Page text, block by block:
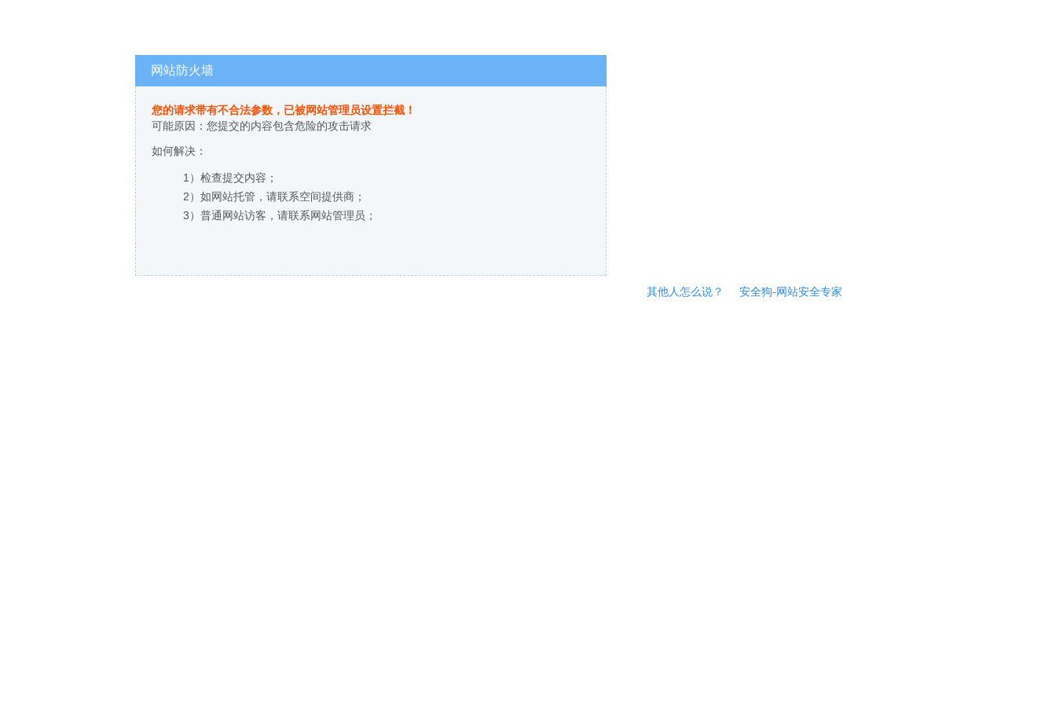
网站防火墙
您的请求带有不合法参数，已被网站管理员设置拦截！
可能原因：您提交的内容包含危险的攻击请求
如何解决：
1）检查提交内容；
2）如网站托管，请联系空间提供商；
3）普通网站访客，请联系网站管理员；
其他人怎么说？ 安全狗-网站安全专家